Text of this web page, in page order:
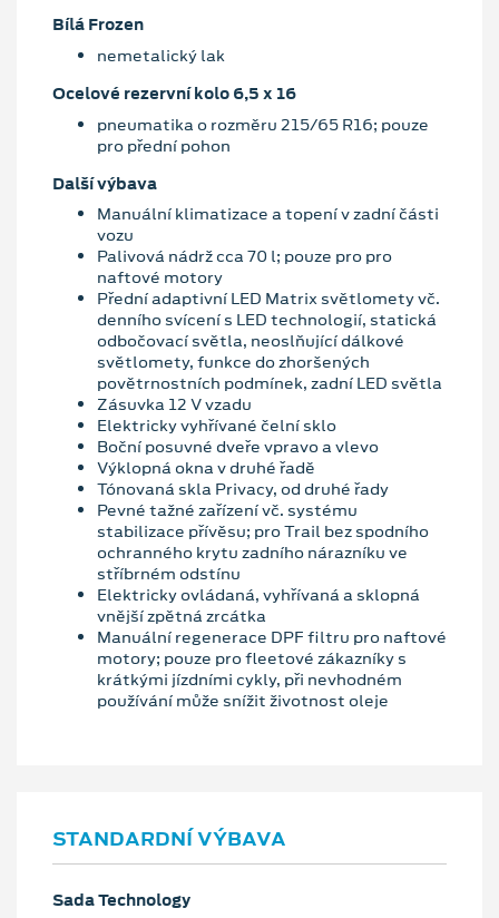
Bílá Frozen
nemetalický lak
Ocelové rezervní kolo 6,5 x 16
pneumatika o rozměru 215/65 R16; pouze
pro přední pohon
Další výbava
Manuální klimatizace a topení v zadní části
vozu
Palivová nádrž cca 70 l; pouze pro pro
naftové motory
Přední adaptivní LED Matrix světlomety vč.
denního svícení s LED technologií, statická
odbočovací světla, neoslňující dálkové
světlomety, funkce do zhoršených
povětrnostních podmínek, zadní LED světla
Zásuvka 12 V vzadu
Elektricky vyhřívané čelní sklo
Boční posuvné dveře vpravo a vlevo
Výklopná okna v druhé řadě
Tónovaná skla Privacy, od druhé řady
Pevné tažné zařízení vč. systému
stabilizace přívěsu; pro Trail bez spodního
ochranného krytu zadního nárazníku ve
stříbrném odstínu
Elektricky ovládaná, vyhřívaná a sklopná
vnější zpětná zrcátka
Manuální regenerace DPF filtru pro naftové
motory; pouze pro fleetové zákazníky s
krátkými jízdními cykly, při nevhodném
používání může snížit životnost oleje
STANDARDNÍ VÝBAVA
Sada Technology